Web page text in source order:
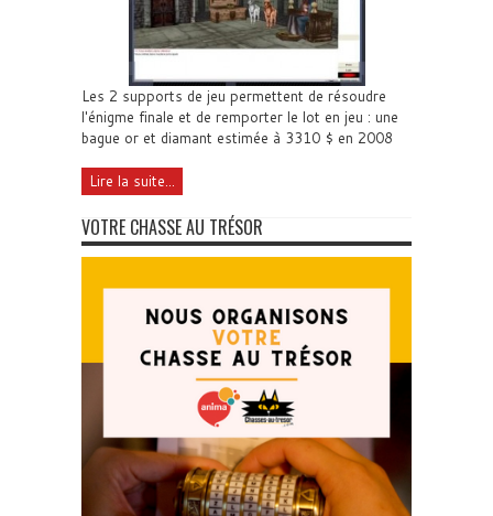
Les 2 supports de jeu permettent de résoudre
l'énigme finale et de remporter le lot en jeu : une
bague or et diamant estimée à 3310 $ en 2008
Lire la suite...
VOTRE CHASSE AU TRÉSOR